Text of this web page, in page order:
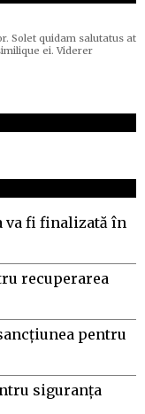
Solet quidam salutatus at
ei. Viderer
va fi finalizată în
recuperarea
pentru
siguranța